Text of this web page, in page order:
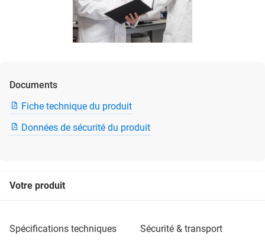
Documents
Fiche technique du produit
Données de sécurité du produit
Votre produit
spécifications techniques sécurité & transport